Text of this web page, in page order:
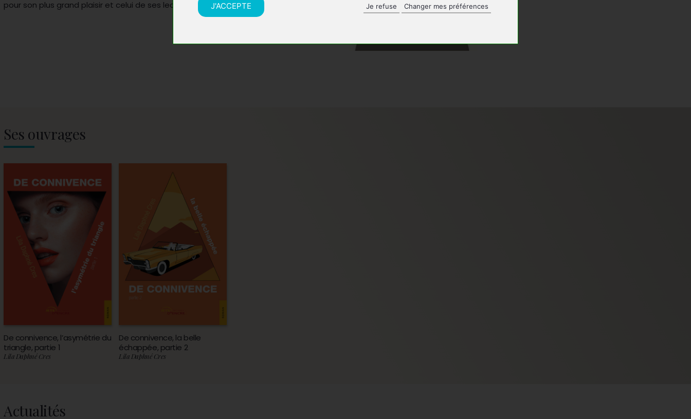
J'ACCEPTE Je refuse Changer mes préférences
pour son plus grand plaisir et celui de ses lecteurs.
Ses ouvrages
De connivence, l’asymétrie du
triangle, partie 1
Lila Daphné Cres
De connivence, la belle
échappée, partie 2
Lila Daphné Cres
Actualités